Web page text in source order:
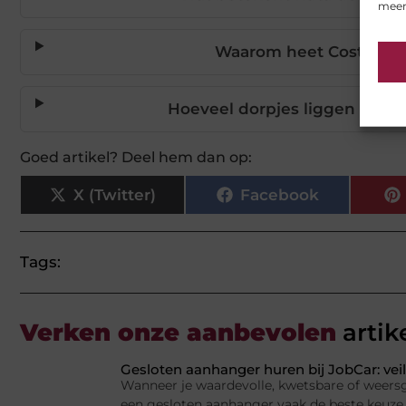
Waarom heet Costa de
Hoeveel dorpjes liggen er
Goed artikel? Deel hem dan op:
X (Twitter) Facebook
Tags:
Verken onze aanbevolen
Gesloten aanhanger huren bij JobCar:
Wanneer je waardevolle, kwetsbare of